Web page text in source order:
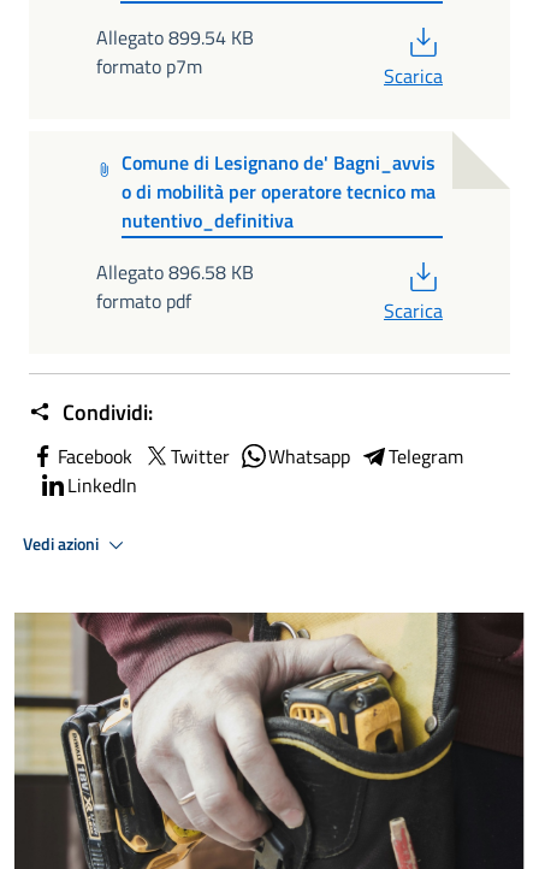
Allegato 899.54 KB
formato p7m
Scarica
Comune di Lesignano de' Bagni_avvis
o di mobilità per operatore tecnico ma
nutentivo_definitiva
Allegato 896.58 KB
formato pdf
Scarica
Condividi:
Facebook Twitter Whatsapp
Telegram
LinkedIn
Vedi azioni